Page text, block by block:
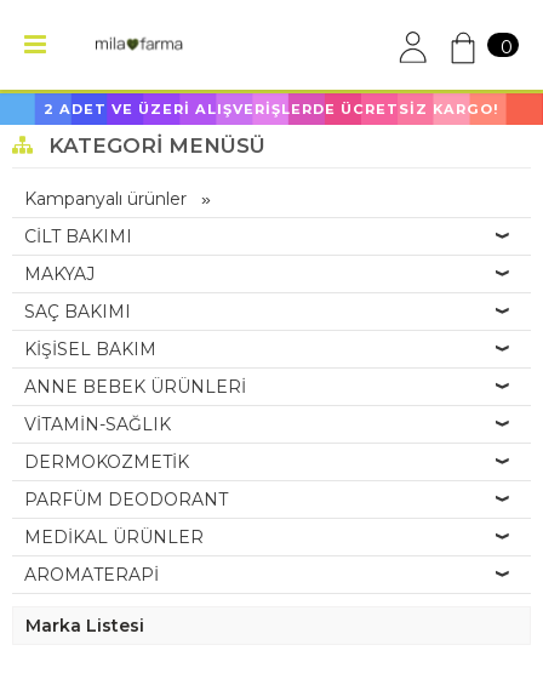
0
2 ADET VE ÜZERİ ALIŞVERİŞLERDE ÜCRETSİZ KARGO!
KATEGORI MENÜSÜ
Kampanyalı ürünler
CİLT BAKIMI
MAKYAJ
SAÇ BAKIMI
KİŞİSEL BAKIM
ANNE BEBEK ÜRÜNLERİ
VİTAMİN-SAĞLIK
DERMOKOZMETİK
PARFÜM DEODORANT
MEDİKAL ÜRÜNLER
AROMATERAPİ
Marka Listesi